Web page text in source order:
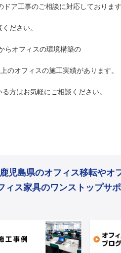
ア工事のご相談に対応しております
ださい。
らオフィスの環境構築の
のオフィスの施工実績があります。
方はお気軽にご相談ください。
児島県のオフィス移転やオ
ィス家具のワンストップサ